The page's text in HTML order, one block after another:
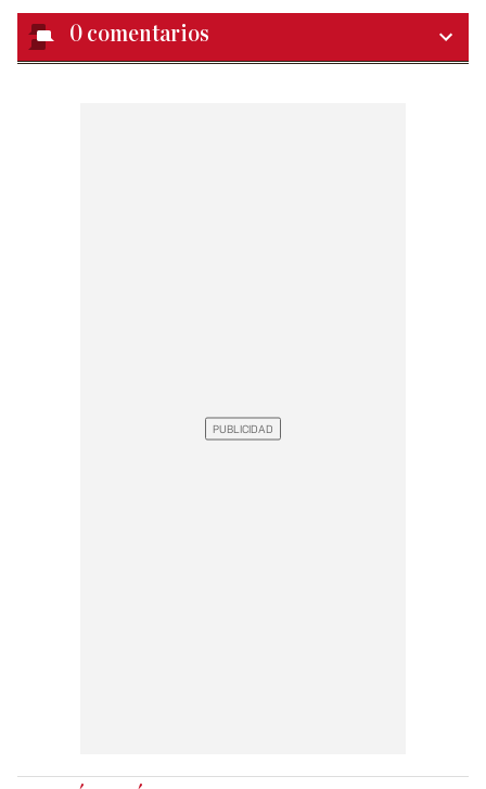
0 comentarios